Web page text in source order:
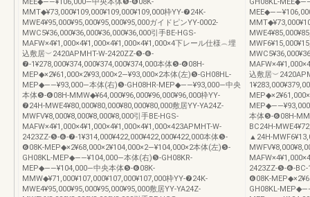
MMT◆¥73,000¥109,000¥109,000¥109,000枠YY-❼24K-
MWE4¥95,000¥95,000¥95,000¥95,000ガイドピンYY-0002-
MWC5¥36,000¥36,000¥36,000¥36,000引手BE-HGS-
MAFW×4¥1,000×4¥1,000×4¥1,000×4¥1,000×4下レール仕様︵埋
込敷居︶2420APMHT-W-2420ZZ-❺-❻-
❼-1¥278,000¥374,000¥374,000¥374,000本体❺-❻08H-
MEP◆×2¥61,000×2¥93,000×2―¥93,000×2本体(左)❺-GH08HL-
MEP◆――¥93,000―本体(右)❺-GH08HR-MEP◆――¥93,000―中央
本体❺-❻08H-MMW◆¥64,000¥96,000¥96,000¥96,000枠YY-
❼24H-MWE4¥80,000¥80,000¥80,000¥80,000敷居YY-YA24Z-
MWFV¥8,000¥8,000¥8,000¥8,000引手BE-HGS-
MAFW×4¥1,000×4¥1,000×4¥1,000×4¥1,000×423APMHT-W-
2423ZZ-❺-❻-❼-1¥314,000¥422,000¥422,000¥422,000本体❺-
❻08K-MEP◆×2¥68,000×2¥104,000×2―¥104,000×2本体(左)❺-
GH08KL-MEP◆――¥104,000―本体(右)❺-GH08KR-
MEP◆――¥104,000―中央本体❺-❻08K-
MMW◆¥71,000¥107,000¥107,000¥107,000枠YY-❼24K-
MWE4¥95,000¥95,000¥95,000¥95,000敷居YY-YA24Z-
込敷居
本体❺-❻08H-
BC24H-
▲24H-
2423ZZ-❺-❻-BC-
❻08K-
GH08KL-